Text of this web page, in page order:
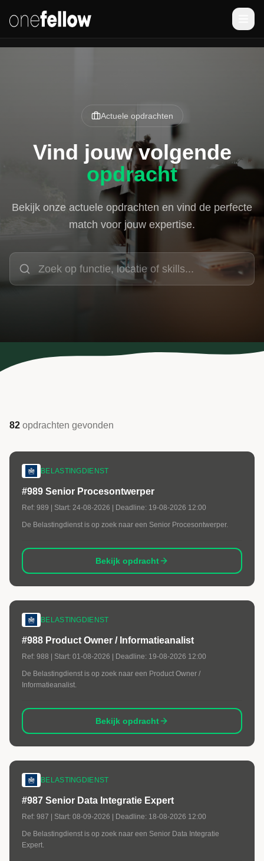
Actuele opdrachten
Vind jouw volgende
opdracht
Bekijk onze actuele opdrachten en vind de perfecte
match voor jouw expertise.
82 opdrachten gevonden
BELASTINGDIENST
#989 Senior Procesontwerper
Ref: 989 | Start: 24-08-2026 | Deadline: 19-08-2026 12:00
De Belastingdienst is op zoek naar een Senior Procesontwerper.
Bekijk opdracht
BELASTINGDIENST
#988 Product Owner / Informatieanalist
Ref: 988 | Start: 01-08-2026 | Deadline: 19-08-2026 12:00
De Belastingdienst is op zoek naar een Product Owner /
Informatieanalist.
Bekijk opdracht
BELASTINGDIENST
#987 Senior Data Integratie Expert
Ref: 987 | Start: 08-09-2026 | Deadline: 18-08-2026 12:00
De Belastingdienst is op zoek naar een Senior Data Integratie
Expert.